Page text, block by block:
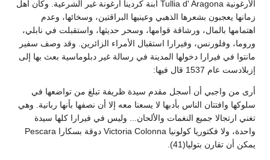
الأرغونية Tullia d' Aragona ابنة كردينا أرغونة غير الشرعية. وكان أهل
زمانها يعجبون بشعرها الذهبي وعينيها البراقتين، وسخائها، وعدم
اهتمامها بالمال، ورشاقة قوامها، وسحر حديثها، واستقبلت في نابلي،
وروما، وفلورنس، وفيرارا استقبال الأمراء الزائرين. وقد وصف سفير
مانتوا في فيرارا دخولها المدينة في رسالة غير دبلوماسية بعث بها إلى
إزبلادست عام 1537 قال فيها:
أرى من واجبي أن أسجل مقدم سيدة ظريفة تبلغ من تواضعها في
سلوكها وافتتان الناس بأدبها لا يسعنا معه إلا أن نصفها بأنها ربانية. وهي
تغني ارتجالا جميع النغمات والألحان... وليس في فيرارا كلها سيدة
واحدة، ولا فكتوريا كولونيا Victoria Colonna دوقة بسكارا Pescara
يمكن أن تقارن بتوليا(41).